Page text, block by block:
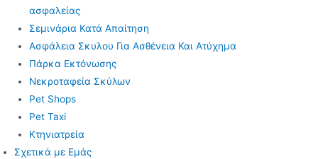
ασφαλείας
Σεμινάρια Κατά Απαίτηση
Ασφάλεια Σκυλου Για Ασθένεια Και Ατύχημα
Πάρκα Εκτόνωσης
Νεκροταφεία Σκύλων
Pet Shops
Pet Taxi
Κτηνιατρεία
Σχετικά με Εμάς